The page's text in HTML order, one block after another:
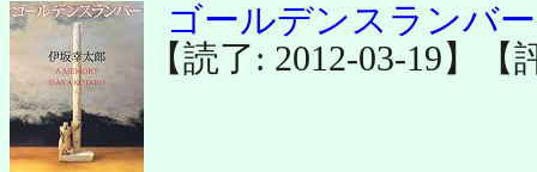
ゴールデンスランバ
【読了: 2012-03-19】【